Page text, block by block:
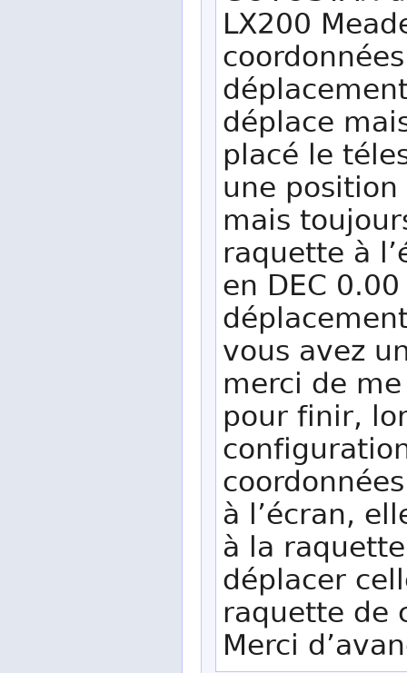
LX200
déplace
placé le
une
mais
raquette à
en DEC
vous avez
merci de
pour finir,
à l’écran,
à la
déplacer
raquette de
Merci